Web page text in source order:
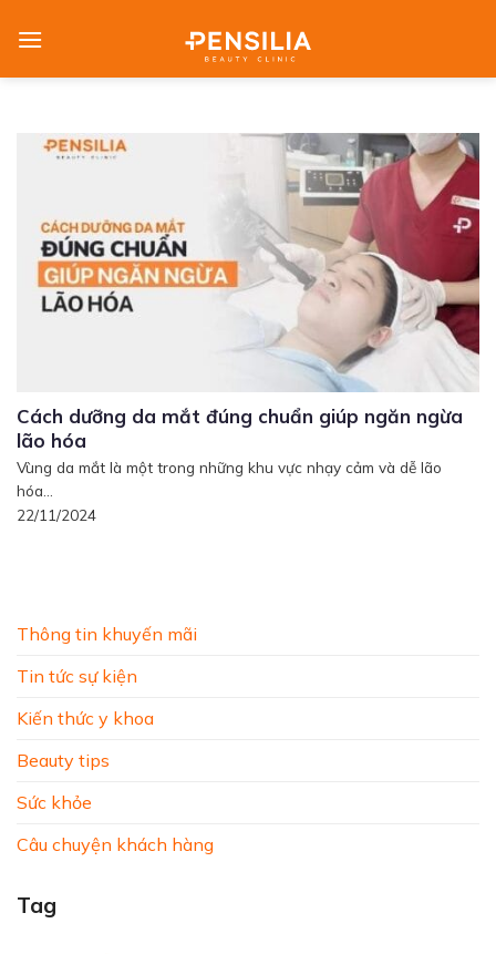
Thông tin khuyến mãi
Tin tức sự kiện
Kiến thức y khoa
Beauty tips
Sức khỏe
Câu chuyện khách hàng
Tag
Cách dưỡng da mắt đúng chuẩn giúp ngăn ngừa
lão hóa
Vùng da mắt là một trong những khu vực nhạy cảm và dễ lão
hóa...
22/11/2024